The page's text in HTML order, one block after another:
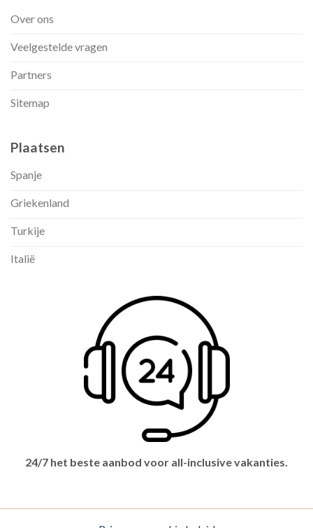
Over ons
Veelgestelde vragen
Partners
Sitemap
Plaatsen
Spanje
Griekenland
Turkije
Italië
24/7 het beste aanbod voor all-inclusive vakanties.